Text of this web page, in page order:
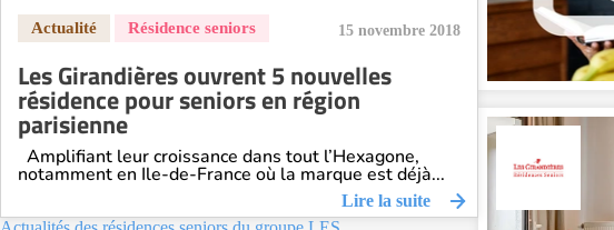
15 novembre 2018
Les Girandières ouvrent 5 nouvelles
résidence pour seniors en région
parisienne
Amplifiant leur croissance dans tout l’Hexagone,
notamment en Ile-de-France où la marque est déjà...
Lire la suite